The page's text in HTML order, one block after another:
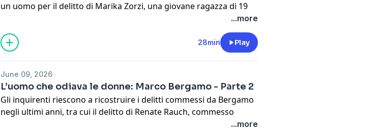
un uomo per il delitto di Marika Zorzi, una giovane ragazza di 19
personaggio anonimo, comune. Quello che gli agenti non sanno
ancora, però, è che quell’individuo così ordinario si è lasciato alle
spalle, a partire dal 1985, una lunga scia di delitti.
...more
28min Play
June 09, 2026
L’uomo che odiava le donne: Marco Bergamo - Parte 2
Gli inquirenti riescono a ricostruire i delitti commessi da Bergamo
negli ultimi anni, tra cui il delitto di Renate Rauch, commesso
soltanto pochi mesi prima, e quello di Marcella Casagrande, un...more